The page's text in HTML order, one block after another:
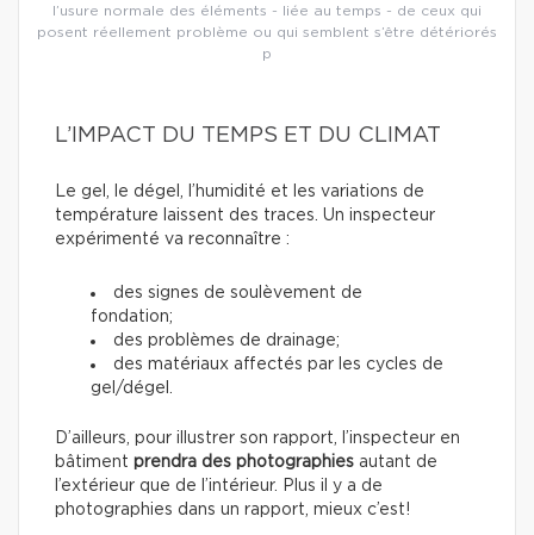
l’usure normale des éléments - liée au temps - de ceux qui
posent réellement problème ou qui semblent s’être détériorés
p
L’IMPACT DU TEMPS ET DU CLIMAT
Le gel, le dégel, l’humidité et les variations de
température laissent des traces. Un inspecteur
expérimenté va reconnaître :
des signes de soulèvement de
fondation;
des problèmes de drainage;
des matériaux affectés par les cycles de
gel/dégel.
D’ailleurs, pour illustrer son rapport, l’inspecteur en
bâtiment prendra des photographies autant de
l’extérieur que de l’intérieur. Plus il y a de
photographies dans un rapport, mieux c’est!